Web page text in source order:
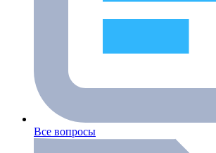
Все вопросы